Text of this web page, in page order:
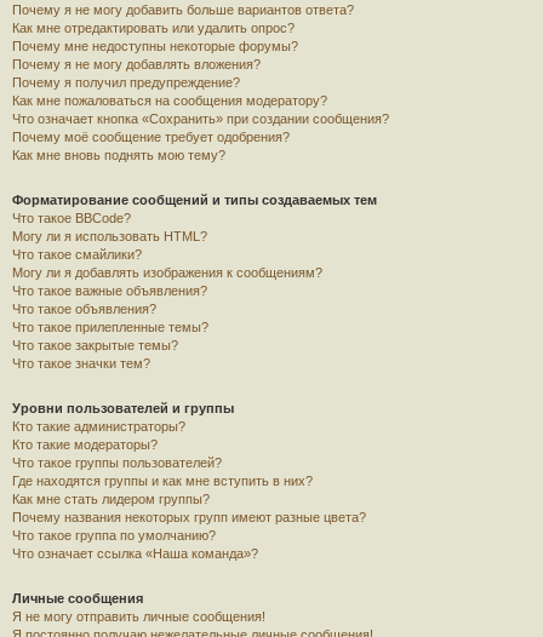
Почему я не могу добавить больше вариантов ответа?
Как мне отредактировать или удалить опрос?
Почему мне недоступны некоторые форумы?
Почему я не могу добавлять вложения?
Почему я получил предупреждение?
Как мне пожаловаться на сообщения модератору?
Что означает кнопка «Сохранить» при создании сообщения?
Почему моё сообщение требует одобрения?
Как мне вновь поднять мою тему?
Форматирование сообщений и типы создаваемых тем
Что такое BBCode?
Могу ли я использовать HTML?
Что такое смайлики?
Могу ли я добавлять изображения к сообщениям?
Что такое важные объявления?
Что такое объявления?
Что такое прилепленные темы?
Что такое закрытые темы?
Что такое значки тем?
Уровни пользователей и группы
Кто такие администраторы?
Кто такие модераторы?
Что такое группы пользователей?
Где находятся группы и как мне вступить в них?
Как мне стать лидером группы?
Почему названия некоторых групп имеют разные цвета?
Что такое группа по умолчанию?
Что означает ссылка «Наша команда»?
Личные сообщения
Я не могу отправить личные сообщения!